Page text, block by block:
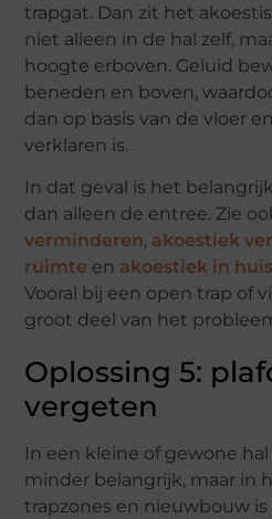
trapgat. Dan zit het
niet alleen in de hal zelf,
hoogte erboven. Geluid
beneden en boven,
dan op basis van de vloer
verklaren is.
In dat geval is het
dan alleen de entree. Zie
verminderen, akoestiek
ruimte en akoestiek in
Vooral bij een open trap of
groot deel van het
Oplossing 5:
vergeten
In een kleine of gewone
minder belangrijk, maar in
trapzones en nieuwbouw